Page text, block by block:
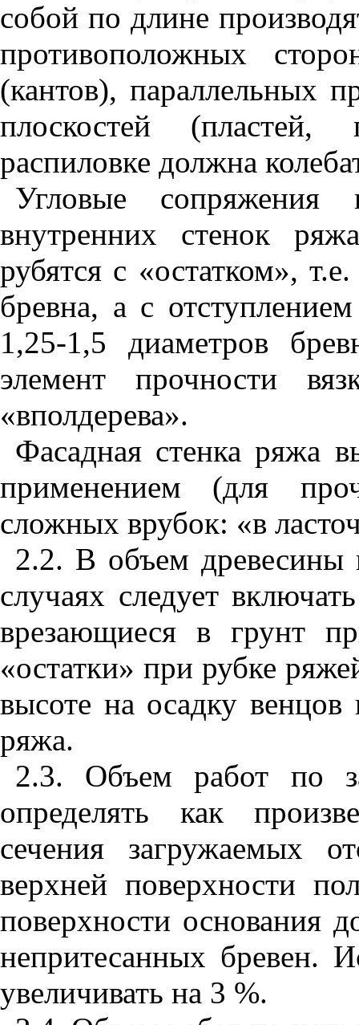
собой по длине
противоположных
(кантов), параллельных
плоскостей
распиловке должна
Угловые
внутренних стенок
рубятся с «остатком»,
бревна, а с
1,25-1,5 диаметров
элемент прочности
«вполдерева».
Фасадная стенка ряжа
применением (для
сложных врубок: «в
2.2. В объем древесины
случаях следует
врезающиеся в грунт
«остатки» при рубке
высоте на осадку
ряжа.
2.3. Объем работ по
определять как
сечения загружаемых
верхней поверхности
поверхности основания
непритесанных бревен.
увеличивать на 3 %.